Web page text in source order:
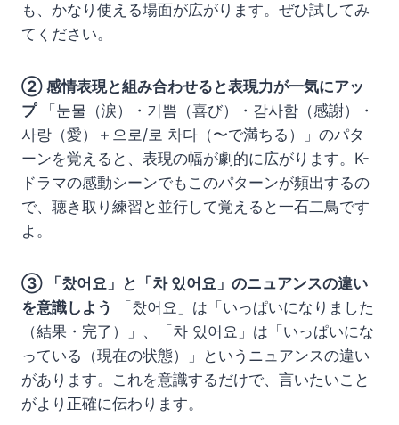
も、かなり使える場面が広がります。ぜひ試してみ
てください。
② 感情表現と組み合わせると表現力が一気にアッ
プ「눈물（涙）・기쁨（喜び）・감사함（感謝）・
사랑（愛）＋으로/로 차다（〜で満ちる）」のパタ
ーンを覚えると、表現の幅が劇的に広がります。K-
ドラマの感動シーンでもこのパターンが頻出するの
で、聴き取り練習と並行して覚えると一石二鳥です
よ。
③ 「찼어요」と「차 있어요」のニュアンスの違い
を意識しよう
「찼어요」は「いっぱいになりました
（結果・完了）」、「차 있어요」は「いっぱいにな
っている（現在の状態）」というニュアンスの違い
があります。これを意識するだけで、言いたいこと
がより正確に伝わります。